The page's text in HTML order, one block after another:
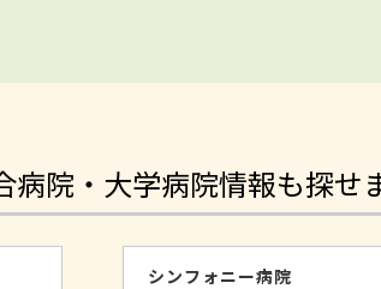
院・大学病院情報も探せ
シンフォニー病院